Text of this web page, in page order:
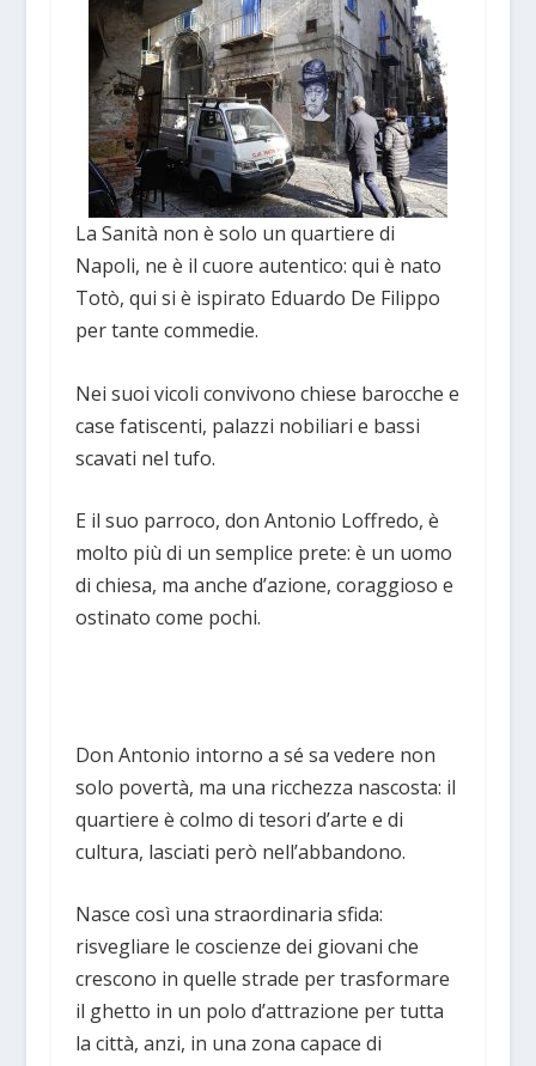
La Sanità non è solo un quartiere di
Napoli, ne è il cuore autentico: qui è nato
Totò, qui si è ispirato Eduardo De Filippo
per tante commedie.
Nei suoi vicoli convivono chiese barocche e
case fatiscenti, palazzi nobiliari e bassi
scavati nel tufo.
E il suo parroco, don Antonio Loffredo, è
molto più di un semplice prete: è un uomo
di chiesa, ma anche d’azione, coraggioso e
ostinato come pochi.
Don Antonio intorno a sé sa vedere non
solo povertà, ma una ricchezza nascosta: il
quartiere è colmo di tesori d’arte e di
cultura, lasciati però nell’abbandono.
Nasce così una straordinaria sfida:
risvegliare le coscienze dei giovani che
crescono in quelle strade per trasformare
il ghetto in un polo d’attrazione per tutta
la città, anzi, in una zona capace di